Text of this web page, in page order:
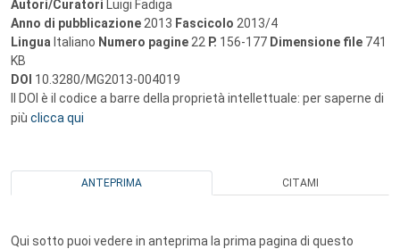
Autori/Curatori Luigi Fadiga
Anno di pubblicazione 2013 Fascicolo 2013/4
Lingua Italiano Numero pagine 22 P. 156-177 Dimensione file 741
KB
DOI 10.3280/MG2013-004019
Il DOI è il codice a barre della proprietà intellettuale: per saperne di
più clicca qui
ANTEPRIMA CITAMI
Qui sotto puoi vedere in anteprima la prima pagina di questo